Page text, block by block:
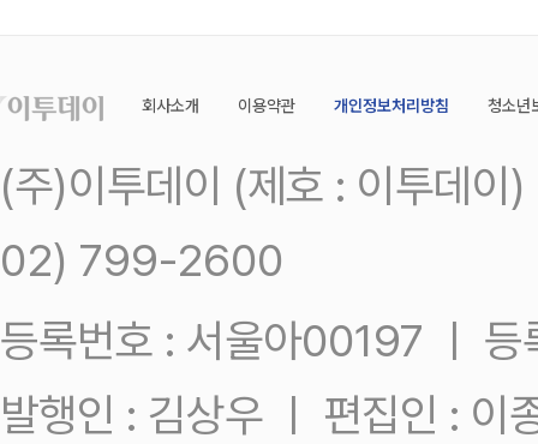
회사소개 이용약관 개인정보처리방침 청소년
(주)이투데이 (제호 : 이투데
02) 799-2600
등록번호 : 서울아00197 ㅣ
발행인 : 김상우 ㅣ 편집인 : 이